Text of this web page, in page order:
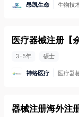
昂凯生命 生物技
医疗器械注册 【
3-5年 硕士
神络医疗 医疗器
器械注册海外注